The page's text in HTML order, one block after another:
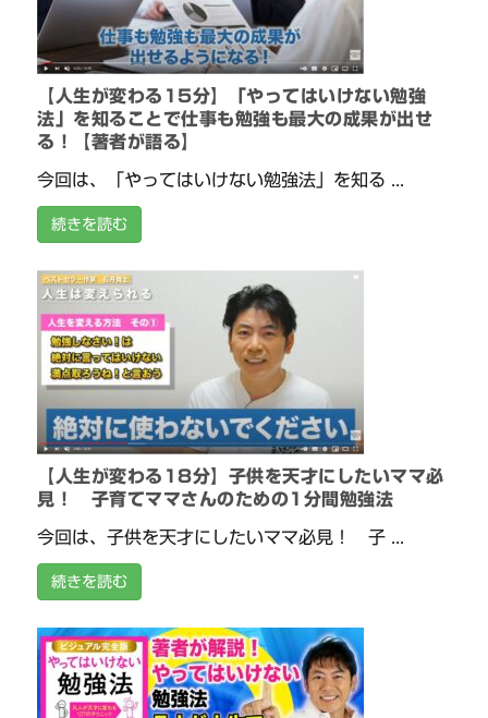
【人生が変わる15分】「やってはいけない勉強
法」を知ることで仕事も勉強も最大の成果が出せ
る！【著者が語る】
今回は、「やってはいけない勉強法」を知る ...
続きを読む
【人生が変わる18分】子供を天才にしたいママ必
見！ 子育てママさんのための1分間勉強法
今回は、子供を天才にしたいママ必見！ 子 ...
続きを読む